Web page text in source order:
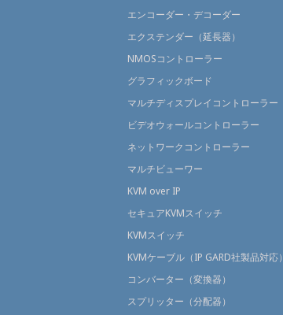
エンコーダー・デコーダー
エクステンダー（延長器）
NMOSコントローラー
グラフィックボード
マルチディスプレイコントローラー
ビデオウォールコントローラー
ネットワークコントローラー
マルチビューワー
KVM over IP
セキュアKVMスイッチ
KVMスイッチ
KVMケーブル（IP GARD社製品対応）
コンバーター（変換器）
スプリッター（分配器）